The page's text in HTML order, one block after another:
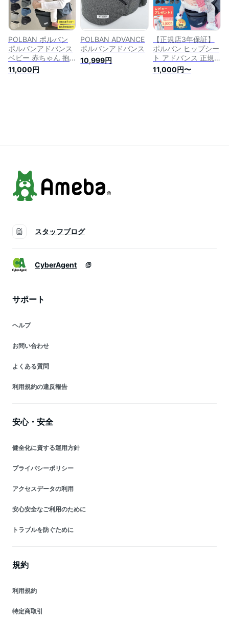
POLBAN ポルバン
ポルバンアドバンス
ベビー 赤ちゃん 抱
っこひも ヒップシー
ト ウエストポーチ
11,000円
POLBAN ADVANCE
ポルバンアドバンス
10,999円
【正規店3年保証】
ポルバン ヒップシー
ト アドバンス 正規
品 POLBAN
ADVANCE ポルバン
11,000円〜
スタッフブログ
CyberAgent
サポート
ヘルプ
お問い合わせ
よくある質問
利用規約の違反報告
安心・安全
健全化に資する運用方針
プライバシーポリシー
アクセスデータの利用
安心安全なご利用のために
トラブルを防ぐために
規約
利用規約
特定商取引